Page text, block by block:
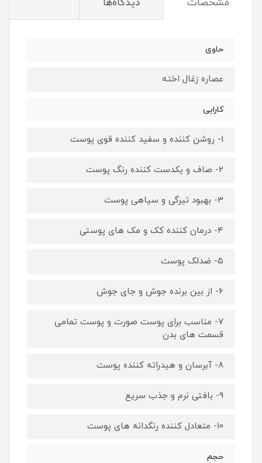
مشخصات دیدگاه‌ها
حاوی
عصاره زغال اخته
کارایی
1- روشن کننده و سفید کننده قوی پوست
2- صاف و یکدست کننده رنگ پوست
3- بهبود تیرگی و سیاهی پوست
4- درمان کننده کک و مک های پوستی
5- ضدلک پوست
6- از بین برنده جوش و جای جوش
7- مناسب برای پوست صورت و پوست تمامی
قسمت های بدن
8- آبرسان و هیدراته کننده پوست
9- بافتی نرم و جذب سریع
10- متعادل کننده رنگدانه های پوست
حجم